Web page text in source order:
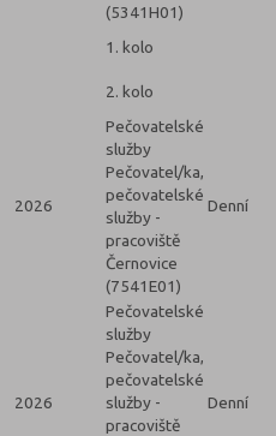
(5341H01)
1. kolo
2. kolo
2026
Pečovatelské
služby
Pečovatel/ka,
pečovatelské
služby -
pracoviště
Černovice
(7541E01)
Denní
2026
Pečovatelské
služby
Pečovatel/ka,
pečovatelské
služby -
pracoviště
Denní